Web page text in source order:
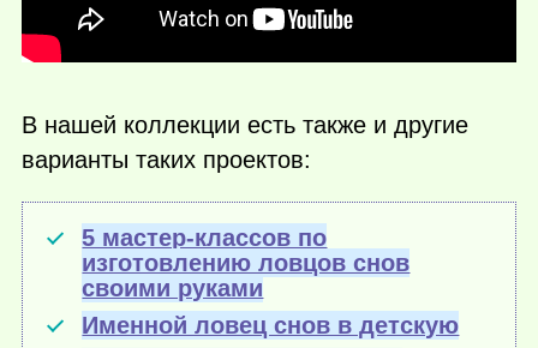
В нашей коллекции есть также и другие
варианты таких проектов:
5 мастер-классов по
изготовлению ловцов снов
своими руками
Именной ловец снов в детскую